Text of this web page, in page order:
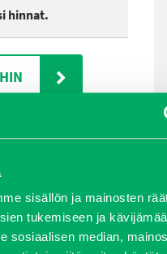
sisällön ja mainosten
tukemiseen ja
sosiaalisen median,
hinnat.